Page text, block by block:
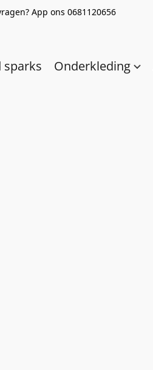
App ons 0681120656
sparks Onderkleding